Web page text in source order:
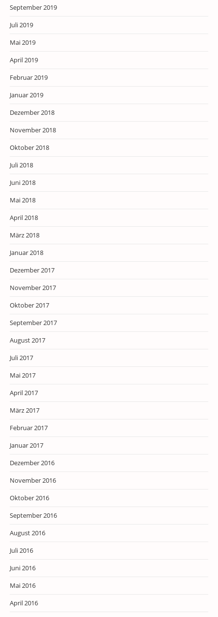
September 2019
Juli 2019
Mai 2019
April 2019
Februar 2019
Januar 2019
Dezember 2018
November 2018
Oktober 2018
Juli 2018
Juni 2018
Mai 2018
April 2018
März 2018
Januar 2018
Dezember 2017
November 2017
Oktober 2017
September 2017
August 2017
Juli 2017
Mai 2017
April 2017
März 2017
Februar 2017
Januar 2017
Dezember 2016
November 2016
Oktober 2016
September 2016
August 2016
Juli 2016
Juni 2016
Mai 2016
April 2016